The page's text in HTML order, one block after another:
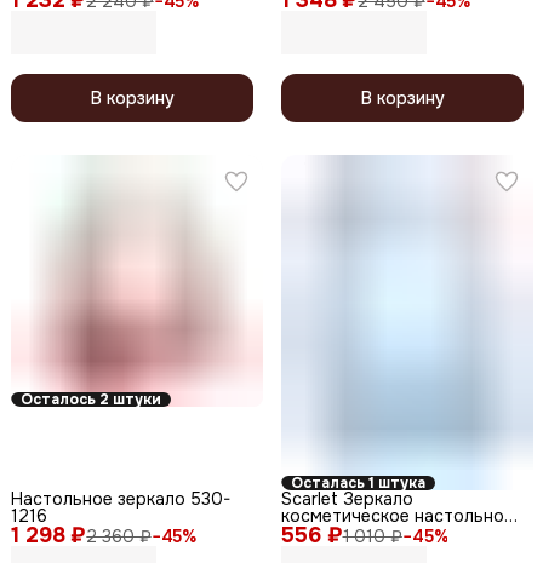
17 см
В корзину В корзину
Осталось 2 штуки
1 298 ₽2 360 ₽−45%
Настольное зеркало 530-
1216
Осталась 1 штука
556 ₽1 010 ₽−45%
Scarlet Зеркало
косметическое настольное
695 KF, овальное, 18,5 x 14,7
см